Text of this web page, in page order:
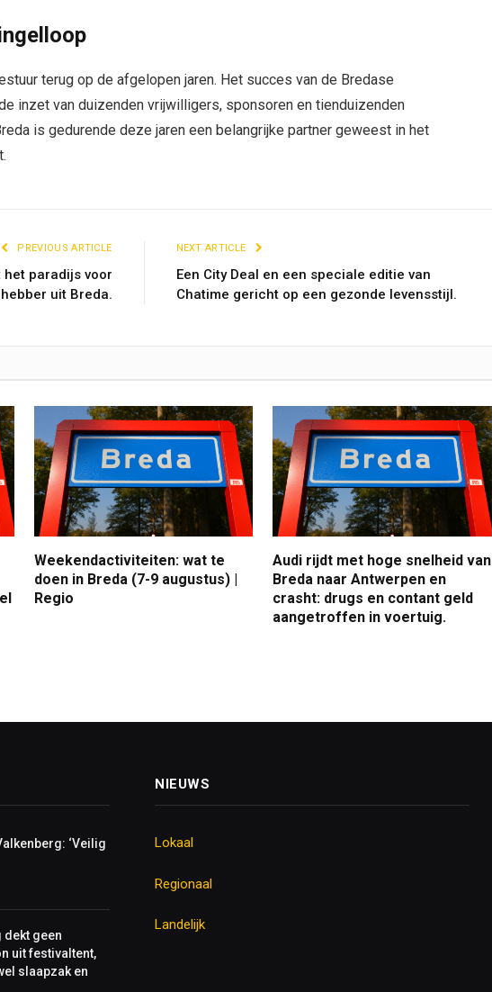
terug op de afgelopen jaren. Het succes van de Bredase
inzet van duizenden vrijwilligers, sponsoren en tienduizenden
is gedurende deze jaren een belangrijke partner geweest in het
PREVIOUS ARTICLE
paradijs voor
uit Breda.
NEXT ARTICLE
Een City Deal en een speciale editie van
Chatime gericht op een gezonde levensstijl.
Weekendactiviteiten: wat te
doen in Breda (7-9 augustus) |
Regio
Audi rijdt met hoge snelheid van
Breda naar Antwerpen en
crasht: drugs en contant geld
aangetroffen in voertuig.
‘Veilig
dekt geen
uit festivaltent,
slaapzak en
NIEUWS
Lokaal
Regionaal
Landelijk